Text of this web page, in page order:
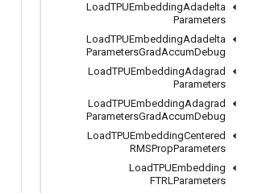
LoadTPUEmbeddingAdadelta
Parameters
LoadTPUEmbeddingAdadelta
ParametersGradAccumDebug
LoadTPUEmbeddingAdagrad
Parameters
LoadTPUEmbeddingAdagrad
ParametersGradAccumDebug
LoadTPUEmbeddingCentered
RMSPropParameters
LoadTPUEmbedding
FTRLParameters